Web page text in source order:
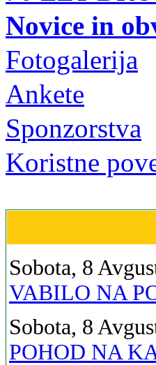
Novice in
Fotogalerija
Ankete
Sponzorstva
Koristne
Sobota, 8
VABILO NA
Sobota, 8
POHOD NA